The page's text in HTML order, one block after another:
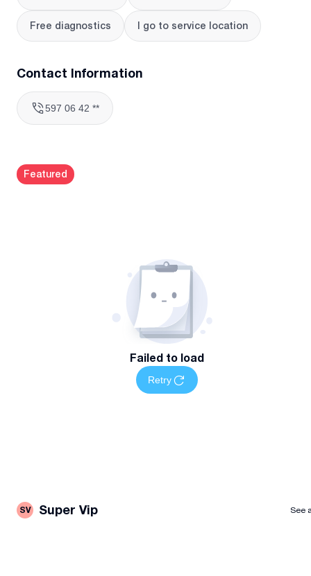
Free diagnostics I go to service location
Contact Information
597 06 42 **
Featured
Failed to load
Retry
SV Super Vip See